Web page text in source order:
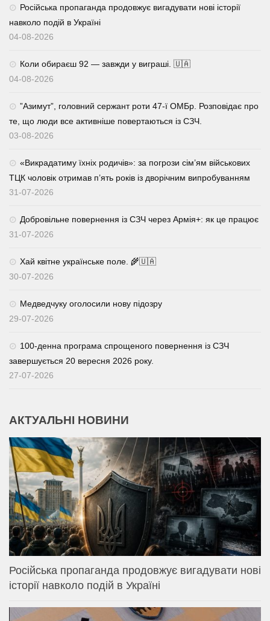
Російська пропаганда продовжує вигадувати нові історії
навколо подій в Україні
04-08-2026
Коли обираєш 92 — завжди у виграші. 🇺🇦
04-08-2026
⁨”Азимут”, головний сержант роти 47-ї ОМБр. Розповідає про
те, що люди все активніше повертаються із СЗЧ.
03-08-2026
«Викрадатиму їхніх родичів»: за погрози сім’ям військових
ТЦК чоловік отримав п’ять років із дворічним випробуванням
31-07-2026
Добровільне повернення із СЗЧ через Армія+: як це працює
31-07-2026
Хай квітне українське поле. 🌾🇺🇦
30-07-2026
Медведчуку оголосили нову підозру
29-07-2026
100-денна програма спрощеного повернення із СЗЧ
завершується 20 вересня 2026 року.
27-07-2026
АКТУАЛЬНІ НОВИНИ
Російська пропаганда продовжує вигадувати нові
історії навколо подій в Україні